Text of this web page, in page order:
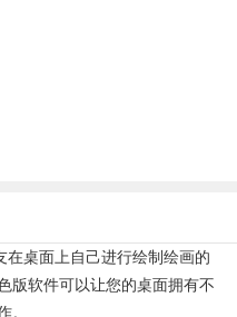
在桌面上自己进行绘制绘画的
版软件可以让您的桌面拥有不
。